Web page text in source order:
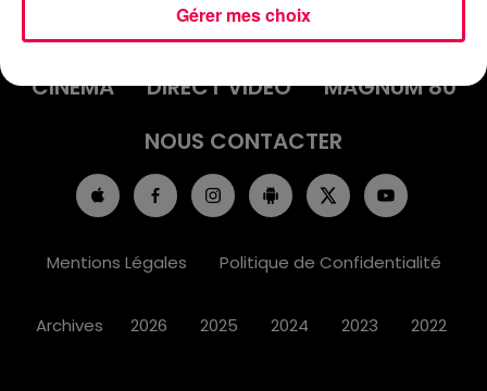
AGENDA
JEUX
PODCASTS
CINÉMA
DIRECT VIDÉO
MAGNUM 80
NOUS CONTACTER
Mentions Légales Politique de Confidentialité
Archives 2026 2025 2024 2023 2022
Gérer mes choix